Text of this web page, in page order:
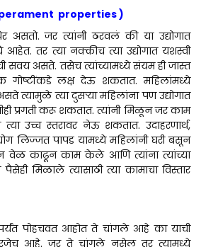
properties )
असतो. जर त्यांनी ठरवलं की या उद्योगात
तर त्या नक्कीच त्या उद्योगात यशस्वी
सवय असते. तसेच त्यांच्यामध्ये संयम ही जास्त
गोष्टींकडे लक्ष देऊ शकतात. महिलांमध्ये
त्यामुळे त्या दुसऱ्या महिलांना पण उद्योगात
प्रगती करू शकतात. त्यांनी मिळून जर काम
उच्च स्तरावर नेऊ शकतात. उदाहरणार्थ,
लिज्जत पापड यामध्ये महिलांनी घरी बसून
वेळ काढून काम केले आणि त्यांना त्यांच्या
मिळाले त्यासाठी त्या कामाचा विस्तार
पोहचवत आहोत ते चांगले आहे का याची
आहे. जर ते चांगले नसेल तर त्यामध्ये